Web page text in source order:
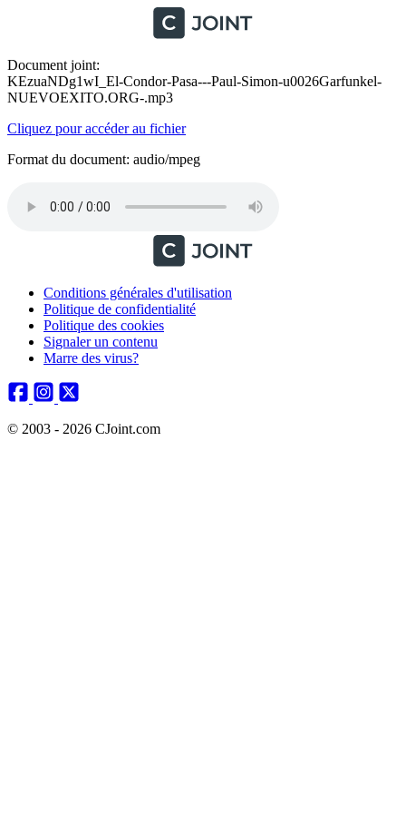
Document joint:
KEzuaNDg1wI_El-Condor-Pasa---Paul-Simon-u0026Garfunkel-
NUEVOEXITO.ORG-.mp3
Cliquez pour accéder au fichier
Format du document: audio/mpeg
Conditions générales d'utilisation
Politique de confidentialité
Politique des cookies
Signaler un contenu
Marre des virus?
© 2003 - 2026 CJoint.com